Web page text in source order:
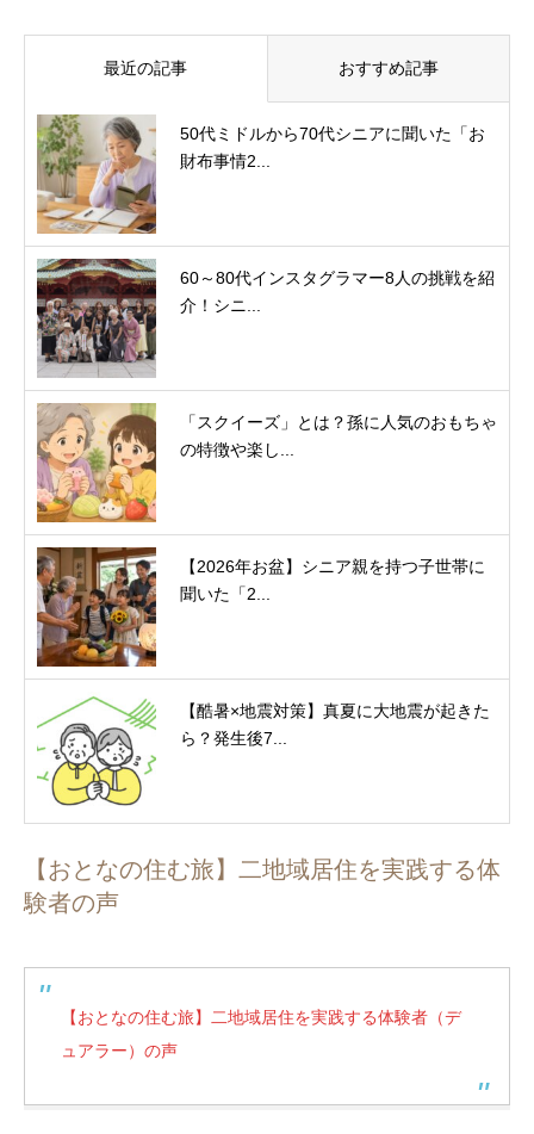
最近の記事 おすすめ記事
50代ミドルから70代シニアに聞いた「お
財布事情2...
60～80代インスタグラマー8人の挑戦を紹
介！シニ...
「スクイーズ」とは？孫に人気のおもちゃ
の特徴や楽し...
【2026年お盆】シニア親を持つ子世帯に
聞いた「2...
【酷暑×地震対策】真夏に大地震が起きた
ら？発生後7...
【おとなの住む旅】二地域居住を実践する体
験者の声
【おとなの住む旅】二地域居住を実践する体験者（デ
ュアラー）の声